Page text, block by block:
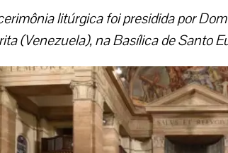
litúrgica foi presidida por
(Venezuela), na Basílica de Santo